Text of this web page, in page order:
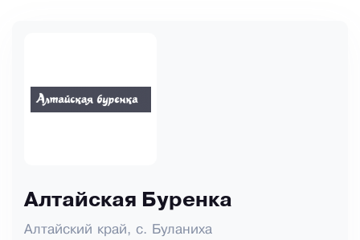
Алтайская Буренка
Алтайский край, с. Буланиха